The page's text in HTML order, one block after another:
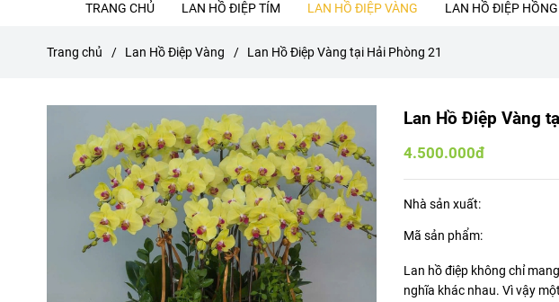
TRANG CHỦ LAN HỒ ĐIỆP TÍM LAN HỒ ĐIỆP VÀNG LAN HỒ ĐIỆP HỒNG
Trang chủ / Lan Hồ Điệp Vàng / Lan Hồ Điệp Vàng tại Hải Phòng 21
Lan Hồ Điệp Vàng
4.500.000đ
Nhà sản xuất:
Mã sản phẩm:
Lan hồ điệp không chỉ
nghĩa khác nhau. Vì vậy